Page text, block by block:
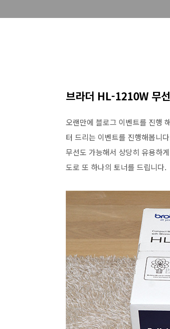
브라더 HL-1210W 무
오랜만에 블로그 이벤트를 진행
터 드리는 이벤트를 진행해봅니
무선도 가능해서 상당히 유용하
도로 또 하나의 토너를 드립니다.